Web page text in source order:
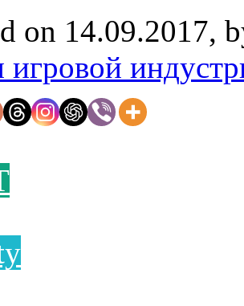
on 14.09.2017,
игровой